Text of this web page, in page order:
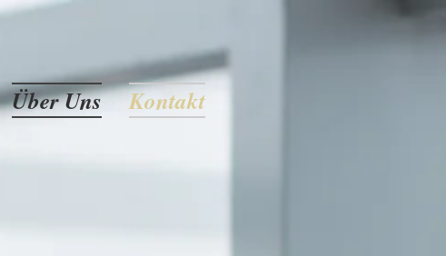
Über Uns Kontakt